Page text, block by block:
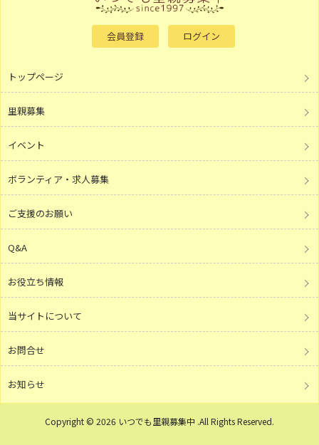
会員登録 ログイン
トップページ
里親募集
イベント
ボランティア・求人募集
ご支援のお願い
Q&A
お役立ち情報
当サイトについて
お問合せ
お知らせ
Copyright © 2026 いつでも里親募集中 .All Rights Reserved.